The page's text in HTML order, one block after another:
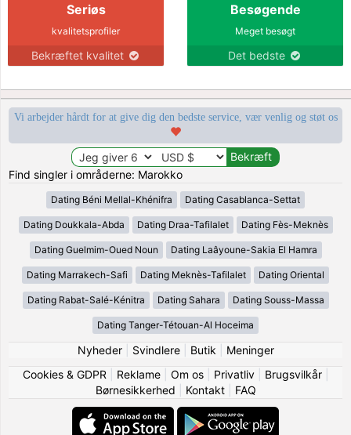
Seriøs
kvalitetsprofiler
Bekræftet kvalitet
Besøgende
Meget besøgt
Det bedste
Vi arbejder hårdt for at give dig den bedste service, vær venlig og støt os
Find singler i områderne: Marokko
Dating Béni Mellal-Khénifra Dating Casablanca-Settat
Dating Doukkala-Abda Dating Draa-Tafilalet Dating Fès-Meknès
Dating Guelmim-Oued Noun Dating Laâyoune-Sakia El Hamra
Dating Marrakech-Safi Dating Meknès-Tafilalet Dating Oriental
Dating Rabat-Salé-Kénitra Dating Sahara Dating Souss-Massa
Dating Tanger-Tétouan-Al Hoceima
Nyheder| Svindlere| Butik
Meninger
Cookies & GDPR
Reklame| Om os| Privatliv| Brugsvilkår|
Børnesikkerhed
Kontakt| FAQ